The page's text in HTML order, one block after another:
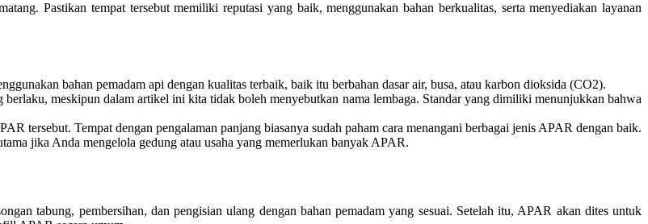
Pastikan tempat tersebut memiliki reputasi yang baik, menggunakan bahan berkualitas, serta menyediakan layanan
bahan pemadam api dengan kualitas terbaik, baik itu berbahan dasar air, busa, atau karbon dioksida (CO2).
berlaku, meskipun dalam artikel ini kita tidak boleh menyebutkan nama lembaga. Standar yang dimiliki menunjukkan bahwa
tersebut. Tempat dengan pengalaman panjang biasanya sudah paham cara menangani berbagai jenis APAR dengan baik.
jika Anda mengelola gedung atau usaha yang memerlukan banyak APAR.
tabung, pembersihan, dan pengisian ulang dengan bahan pemadam yang sesuai. Setelah itu, APAR akan dites untuk